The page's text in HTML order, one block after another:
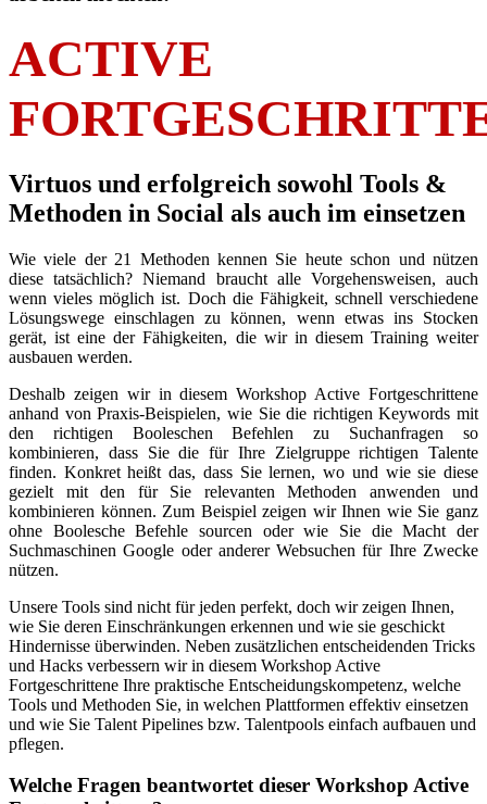
ACTIVE
Virtuos und erfolgreich sowohl Tools &
Methoden in Social als auch im einsetzen
Wie viele der 21 Methoden kennen Sie heute schon und nützen
diese tatsächlich? Niemand braucht alle Vorgehensweisen, auch
wenn vieles möglich ist. Doch die Fähigkeit, schnell verschiedene
Lösungswege einschlagen zu können, wenn etwas ins Stocken
gerät, ist eine der Fähigkeiten, die wir in diesem Training weiter
ausbauen werden.
Deshalb zeigen wir in diesem Workshop Active Fortgeschrittene
anhand von Praxis-Beispielen, wie Sie die richtigen Keywords mit
den richtigen Booleschen Befehlen zu Suchanfragen so
kombinieren, dass Sie die für Ihre Zielgruppe richtigen Talente
finden. Konkret heißt das, dass Sie lernen, wo und wie sie diese
gezielt mit den für Sie relevanten Methoden anwenden und
kombinieren können. Zum Beispiel zeigen wir Ihnen wie Sie ganz
ohne Boolesche Befehle sourcen oder wie Sie die Macht der
Suchmaschinen Google oder anderer Websuchen für Ihre Zwecke
nützen.
Unsere Tools sind nicht für jeden perfekt, doch wir zeigen Ihnen,
wie Sie deren Einschränkungen erkennen und wie sie geschickt
Hindernisse überwinden. Neben zusätzlichen entscheidenden Tricks
und Hacks verbessern wir in diesem Workshop Active
Fortgeschrittene Ihre praktische Entscheidungskompetenz, welche
Tools und Methoden Sie, in welchen Plattformen effektiv einsetzen
und wie Sie Talent Pipelines bzw. Talentpools einfach aufbauen und
pflegen.
Welche Fragen beantwortet dieser Workshop Active